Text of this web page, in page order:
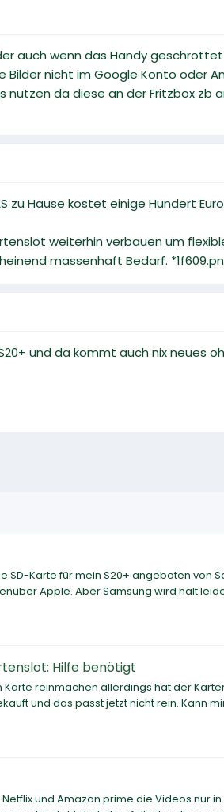
auch wenn das Handy
nicht im Google Konto oder
da diese an der Fritzbox zb
zu Hause kostet einige Hundert
weiterhin verbauen um
massenhaft Bedarf.
und da kommt auch nix neues
Karte für mein S20+ angeboten von
Apple. Aber Samsung wird halt
Hilfe benötigt
reinmachen allerdings hat der
und das passt jetzt nicht rein. Kann
und Amazon prime die Videos nur in